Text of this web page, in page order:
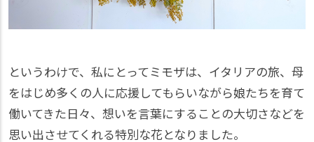
というわけで、私にとってミモザは、イタリアの旅、母
をはじめ多くの人に応援してもらいながら娘たちを育て
働いてきた日々、想いを言葉にすることの大切さなどを
思い出させてくれる特別な花となりました。